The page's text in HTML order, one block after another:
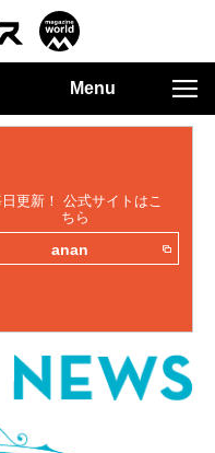
Menu
更新！ 公式サイトはこ
ちら
anan